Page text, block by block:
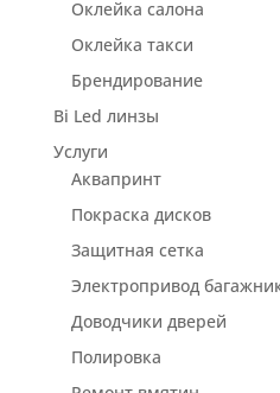
Оклейка салона
Оклейка такси
Брендирование
Bi Led линзы
Услуги
Аквапринт
Покраска дисков
Защитная сетка
Электропривод
Доводчики дверей
Полировка